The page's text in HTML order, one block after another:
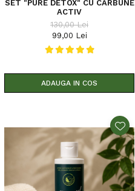
SET "PURE DETOX" CU CĂRBUNE
ACTIV
130,00 Lei
99,00 Lei
ADAUGA IN COS